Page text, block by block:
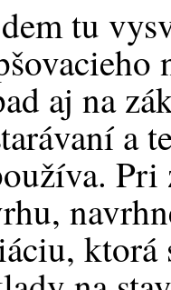
tu
aj na
a
Pri
ktorá